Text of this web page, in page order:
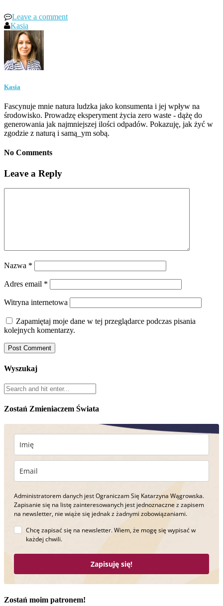
Leave a comment
Kasia
Kasia
Fascynuje mnie natura ludzka jako konsumenta i jej wpływ na
środowisko. Prowadzę eksperyment życia zero waste - dążę do
generowania jak najmniejszej ilości odpadów. Pokazuję, jak żyć w
zgodzie z naturą i samą_ym sobą.
No Comments
Leave a Reply
Nazwa *
Adres email *
Witryna internetowa
Zapamiętaj moje dane w tej przeglądarce podczas pisania
kolejnych komentarzy.
Wyszukaj
Zostań Zmieniaczem Świata
Administratorem danych jest Ograniczam Się Katarzyna Wągrowska.
Zapisanie się na listę zainteresowanych jest jednoznaczne z zapisem
na newsletter, nie wiąże się jednak z żadnymi zobowiązaniami.
Chcę zapisać się na newsletter. Wiem, że mogę się wypisać w
każdej chwili.
Zapisuję się!
Zostań moim patronem!